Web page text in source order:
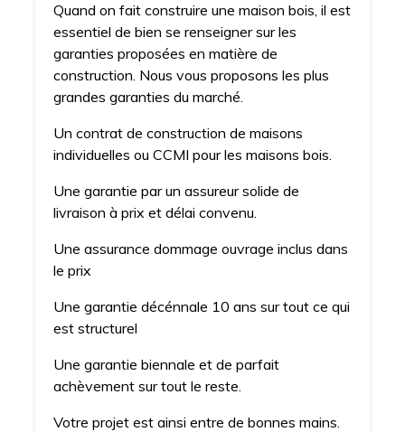
Quand on fait construire une maison bois, il est
essentiel de bien se renseigner sur les
garanties proposées en matière de
construction. Nous vous proposons les plus
grandes garanties du marché.
Un contrat de construction de maisons
individuelles ou CCMI pour les maisons bois.
Une garantie par un assureur solide de
livraison à prix et délai convenu.
Une assurance dommage ouvrage inclus dans
le prix
Une garantie décénnale 10 ans sur tout ce qui
est structurel
Une garantie biennale et de parfait
achèvement sur tout le reste.
Votre projet est ainsi entre de bonnes mains.